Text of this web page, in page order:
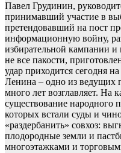
Павел Грудинин,
принимавший участие в
претендовавший на пост
информационную войну,
избирательной кампании и
не все пакости,
удар приходится сегодня
Ленина – одно из ведущих
много лет возглавляет. На
существование народного
которых встали суды и
«раздербанить» совхоз:
плодородные земли и
многоэтажками и